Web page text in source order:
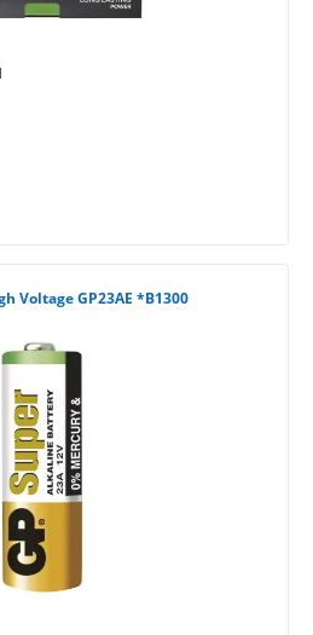
Voltage GP23AE *B1300